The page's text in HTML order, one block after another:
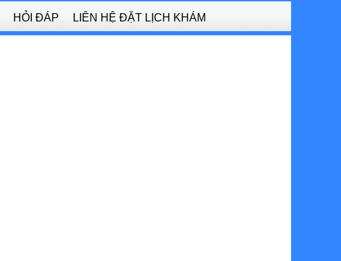
HỎI ĐÁP LIÊN HỆ ĐẶT LỊCH KHÁM